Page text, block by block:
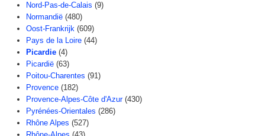
Nord-Pas-de-Calais (9)
Normandië (480)
Oost-Frankrijk (609)
Pays de la Loire (44)
Picardie (4)
Picardië (63)
Poitou-Charentes (91)
Provence (182)
Provence-Alpes-Côte d'Azur (430)
Pyrénées-Orientales (286)
Rhône Alpes (527)